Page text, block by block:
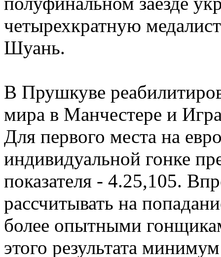
четырехкратную
Шуань.
В Прушкуве
мира в Манчестере и
Для первого места на
индивидуальной гонке
показателя - 4.25,105.
рассчитывать на
более опытными
этого результата